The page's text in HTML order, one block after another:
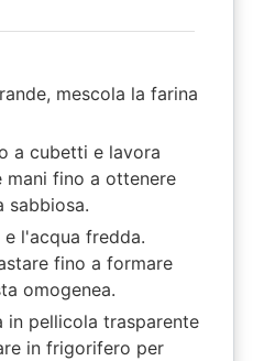
mescola la farina
a cubetti e lavora
mani fino a ottenere
sabbiosa.
l'acqua fredda.
fino a formare
omogenea.
in pellicola trasparente
in frigorifero per